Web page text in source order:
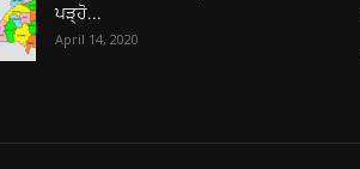
ਪੜ੍ਹੋ...
April 14, 2020